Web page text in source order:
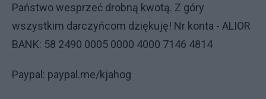
Państwo wesprzeć drobną kwotą. Z góry
wszystkim darczyńcom dziękuję! Nr konta - ALIOR
BANK: 58 2490 0005 0000 4000 7146 4814
Paypal: paypal.me/kjahog